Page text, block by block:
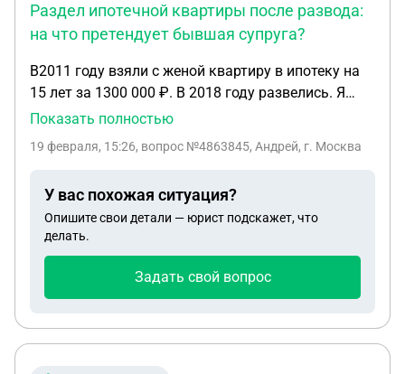
Раздел ипотечной квартиры после развода:
на что претендует бывшая супруга?
В2011 году взяли с женой квартиру в ипотеку на
15 лет за 1300 000 ₽. В 2018 году развелись. Я
проживаю в этой квартире и заканчиваю
подать на раздел. Что я буду ей должен?
выплатил за 7 лет брака
Показать полностью
19 февраля, 15:26, вопрос №4863845, Андрей, г. Москва
У вас похожая ситуация?
Опишите свои детали — юрист подскажет, что
делать.
Задать свой вопрос